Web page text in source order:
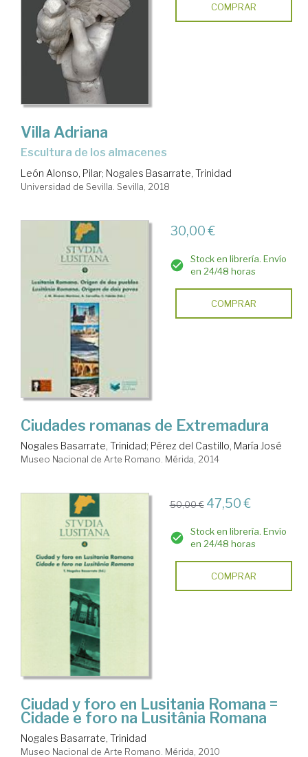
COMPRAR
Villa Adriana
escultura de los almacenes
León Alonso, Pilar; Nogales Basarrate, Trinidad
Universidad de Sevilla. Sevilla, 2018
30,00 €
Stock en librería. Envío
en 24/48 horas
COMPRAR
Ciudades romanas de Extremadura
Nogales Basarrate, Trinidad; Pérez del Castillo, María José
Museo Nacional de Arte Romano. Mérida, 2014
50,00 € 47,50 €
Stock en librería. Envío
en 24/48 horas
COMPRAR
Ciudad y foro en Lusitania Romana =
Cidade e foro na Lusitânia Romana
Nogales Basarrate, Trinidad
Museo Nacional de Arte Romano. Mérida, 2010